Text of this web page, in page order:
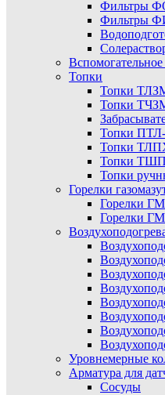
Фильтры
Фильтры
Топки
Топки
Топки
Топки
Топки
Топки
Топки
Горелки
Горелки
Горелки
Уровнемерные
Арматура для
Сосуды